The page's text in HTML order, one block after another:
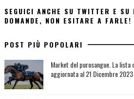
SEGUICI ANCHE SU TWITTER E
DOMANDE, NON ESITARE A FARLE!
POST PIÙ POPOLARI
Market del purosangue. La lista
aggiornata al 21 Dicembre 2023